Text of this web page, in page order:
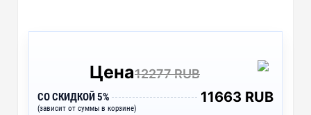
Цена12277 RUB
СО СКИДКОЙ 5%
(зависит от суммы в корзине)
11663 RUB